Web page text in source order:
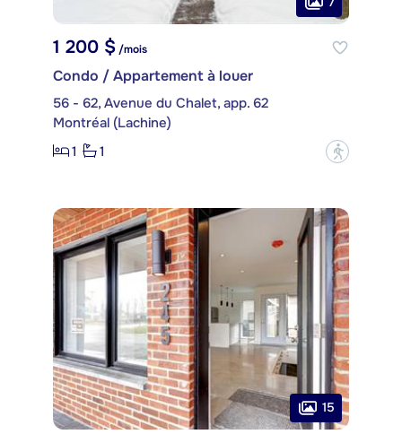
1 200 $ /mois
Condo / Appartement à louer
56 - 62, Avenue du Chalet, app. 62
Montréal (Lachine)
1
1 ?
15